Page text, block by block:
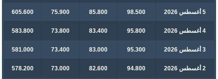
5 أغسطس 2026 98.500
85.800
75.900
605.600
4 أغسطس 2026 95.800
83.400
73.800
583.800
3 أغسطس 2026 95.300
83.000
73.400
581.000
2 أغسطس 2026 94.800
82.600
73.000
578.200